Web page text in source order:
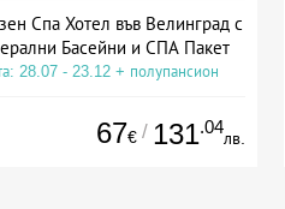
Спа Хотел във Велинград с
Басейни и СПА Пакет
28.07 - 23.12 + полупансион
67€ / 131.04
лв.